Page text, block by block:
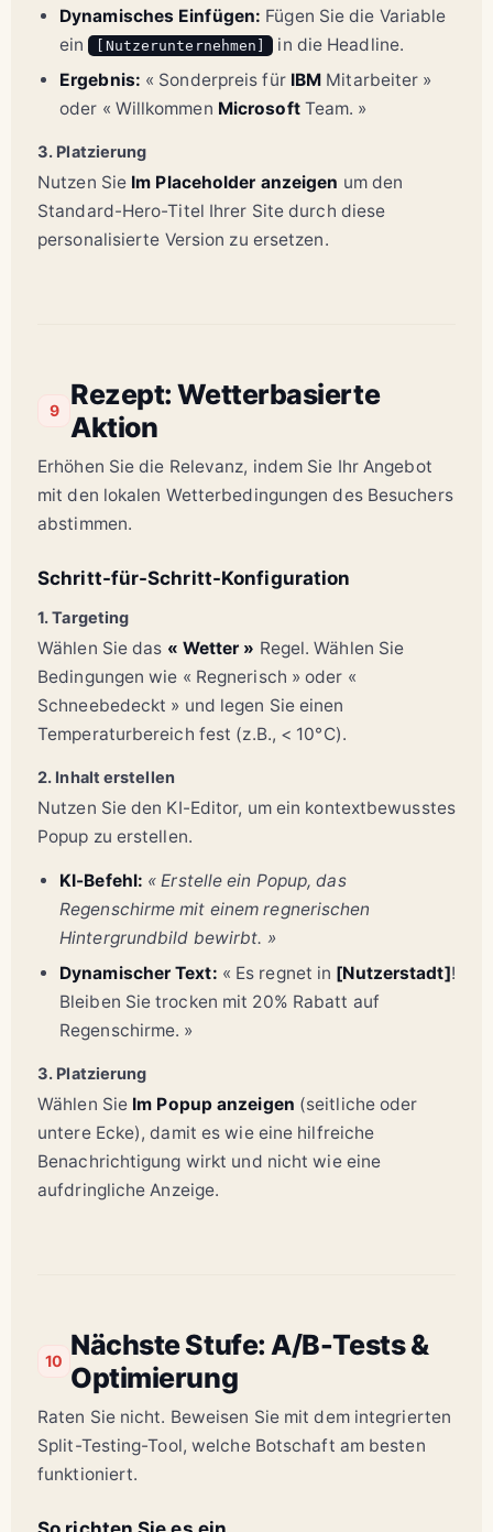
Dynamisches Einfügen: Fügen Sie die Variable
ein
[Nutzerunternehmen]
in die Headline.
Ergebnis: « Sonderpreis für IBM Mitarbeiter »
oder « Willkommen MicrosoftTeam. »
3. Platzierung
Nutzen Sie Im Placeholder anzeigen um den
Standard-Hero-Titel Ihrer Site durch diese
personalisierte Version zu ersetzen.
9
Rezept: Wetterbasierte
Aktion
Erhöhen Sie die Relevanz, indem Sie Ihr Angebot
mit den lokalen Wetterbedingungen des Besuchers
abstimmen.
Schritt-für-Schritt-Konfiguration
1. Targeting
Wählen Sie das « Wetter » Regel. Wählen Sie
Bedingungen wie « Regnerisch » oder «
Schneebedeckt » und legen Sie einen
Temperaturbereich fest (z.B., < 10°C).
2. Inhalt erstellen
Nutzen Sie den KI-Editor, um ein kontextbewusstes
Popup zu erstellen.
KI-Befehl: « Erstelle ein Popup, das
Regenschirme mit einem regnerischen
Hintergrundbild bewirbt. »
Dynamischer Text: « Es regnet in [Nutzerstadt]!
Bleiben Sie trocken mit 20% Rabatt auf
Regenschirme. »
3. Platzierung
Wählen Sie Im Popup anzeigen (seitliche oder
untere Ecke), damit es wie eine hilfreiche
Benachrichtigung wirkt und nicht wie eine
aufdringliche Anzeige.
10 Nächste Stufe: A/B-Tests &
Optimierung
Raten Sie nicht. Beweisen Sie mit dem integrierten
Split-Testing-Tool, welche Botschaft am besten
funktioniert.